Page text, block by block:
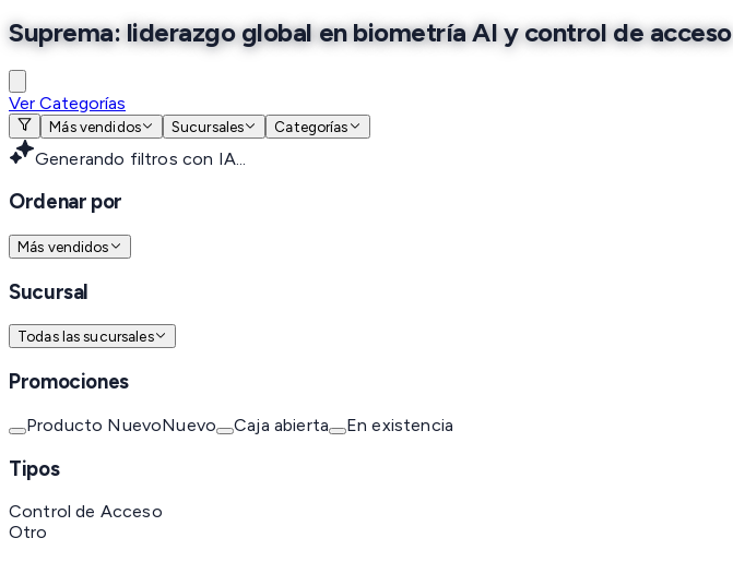
Suprema: liderazgo global en biometría AI y control de acceso
Ver Categorías
Más vendidos Sucursales Categorías
Generando filtros con IA...
Ordenar por
Más vendidos
Sucursal
Todas las sucursales
Promociones
Producto NuevoNuevo Caja abierta En existencia
Tipos
Control de Acceso
Otro